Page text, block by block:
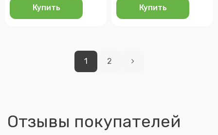
Купить Купить
1 2
Отзывы покупателей